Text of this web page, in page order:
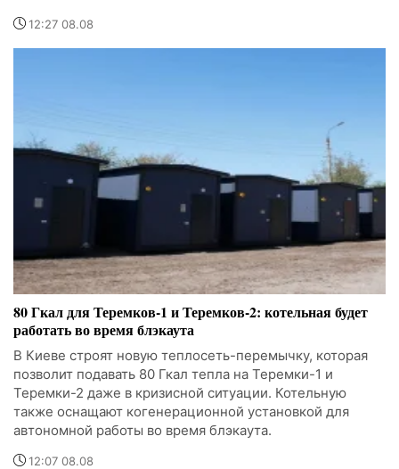
12:27 08.08
80 Гкал для Теремков-1 и Теремков-2: котельная будет
работать во время блэкаута
В Киеве строят новую теплосеть-перемычку, которая
позволит подавать 80 Гкал тепла на Теремки-1 и
Теремки-2 даже в кризисной ситуации. Котельную
также оснащают когенерационной установкой для
автономной работы во время блэкаута.
12:07 08.08